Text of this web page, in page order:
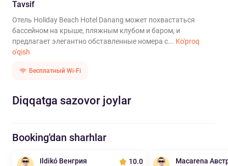
Tavsif
Отель Holiday Beach Hotel Danang может похвастаться
бассейном на крыше, пляжным клубом и баром, и
предлагает элегантно обставленные номера с... Ko'proq
o'qish
Бесплатный Wi-Fi
Diqqatga sazovor joylar
Booking'dan sharhlar
Ildikó Венгрия 10.0 Macarena